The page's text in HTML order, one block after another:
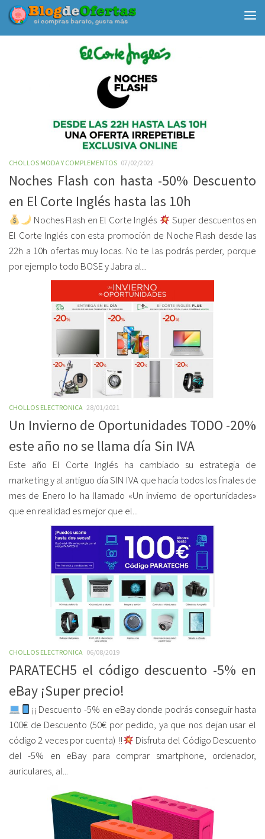
Debajo del contenido
CHOLLOS MODA Y COMPLEMENTOS 07/02/2022
Noches Flash con hasta -50% Descuento
en El Corte Inglés hasta las 10h
Noches Flash en El Corte Inglés
Super descuentos en
El Corte Inglés con esta promoción de Noche Flash desde las
22h a 10h ofertas muy locas. No te las podrás perder, porque
por ejemplo todo BOSE y Jabra al...
CHOLLOS ELECTRONICA 28/01/2021
Un Invierno de Oportunidades TODO -20%
este año no se llama día Sin IVA
Este año El Corte Inglés ha cambiado su estrategia de
marketing y al antiguo día SIN IVA que hacía todos los finales de
mes de Enero lo ha llamado «Un invierno de oportunidades»
que en realidad es mejor que el...
CHOLLOS ELECTRONICA 06/08/2019
PARATECH5 el código descuento -5% en
eBay ¡Super precio!
¡¡ Descuento -5% en eBay donde podrás conseguir hasta
100€ de Descuento (50€ por pedido, ya que nos dejan usar el
código 2 veces por cuenta) !!
Disfruta del Código Descuento
del -5% en eBay para comprar smartphone, ordenador,
auriculares, al...